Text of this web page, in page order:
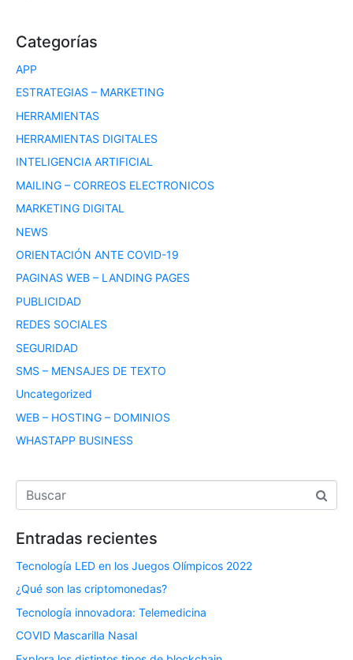
Categorías
APP
ESTRATEGIAS – MARKETING
HERRAMIENTAS
HERRAMIENTAS DIGITALES
INTELIGENCIA ARTIFICIAL
MAILING – CORREOS ELECTRONICOS
MARKETING DIGITAL
NEWS
ORIENTACIÓN ANTE COVID-19
PAGINAS WEB – LANDING PAGES
PUBLICIDAD
REDES SOCIALES
SEGURIDAD
SMS – MENSAJES DE TEXTO
Uncategorized
WEB – HOSTING – DOMINIOS
WHASTAPP BUSINESS
Entradas recientes
Tecnología LED en los Juegos Olímpicos 2022
¿Qué son las criptomonedas?
Tecnología innovadora: Telemedicina
COVID Mascarilla Nasal